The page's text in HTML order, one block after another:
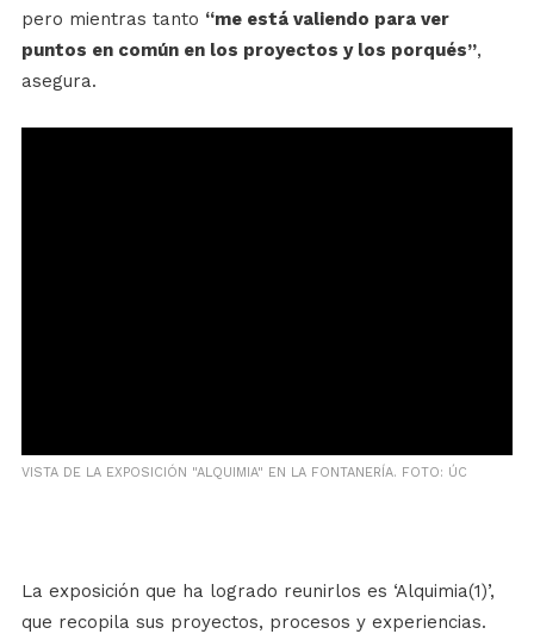
pero mientras tanto “me está valiendo para ver
puntos en común en los proyectos y los porqués”,
asegura.
VISTA DE LA EXPOSICIÓN "ALQUIMIA" EN LA FONTANERÍA. FOTO: ÚC
La exposición que ha logrado reunirlos es ‘Alquimia(1)’,
que recopila sus proyectos, procesos y experiencias.